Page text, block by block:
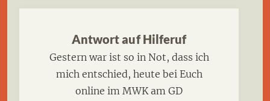
Antwort auf Hilferuf
Gestern war ist so in Not, dass ich
mich entschied, heute bei Euch
online im MWK am GD